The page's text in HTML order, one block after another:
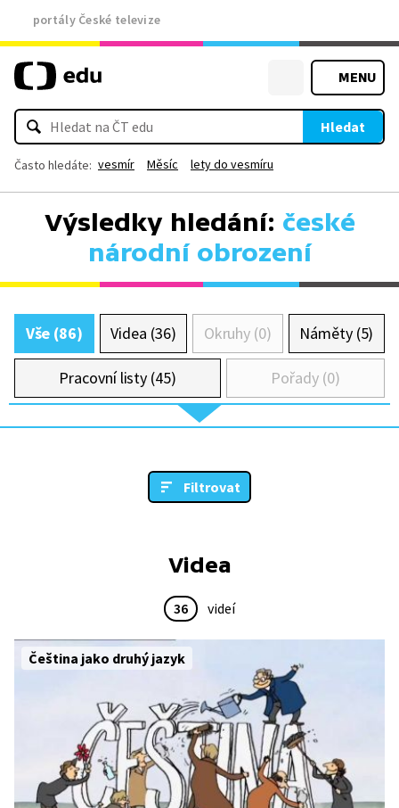
portály České televize
MENU
Hledat
Často hledáte: vesmír Měsíc lety do vesmíru
Výsledky hledání: české
národní obrození
Vše (86) Videa (36) Okruhy (0) Náměty (5)
Pracovní listy (45) Pořady (0)
Filtrovat
Videa
36 videí
Čeština jako druhý jazyk